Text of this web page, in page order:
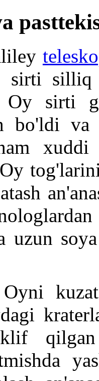
sirti silliq
Oy sirti
bo'ldi va
xuddi
uzun